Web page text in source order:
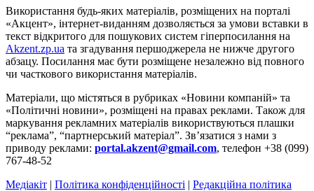
Використання будь-яких матеріалів, розміщених на порталі
«Акцент», інтернет-виданням дозволяється за умови вставки в
текст відкритого для пошукових систем гіперпосилання на
Akzent.zp.ua та згадування першоджерела не нижче другого
абзацу. Посилання має бути розміщене незалежно від повного
чи часткового використання матеріалів.
Матеріали, що містяться в рубриках «Новини компаній» та
«Політичні новини», розміщені на правах реклами. Також для
маркування рекламних матеріалів використвуються плашки
“реклама”, “партнерський матеріал”. Зв’язатися з нами з
приводу реклами: portal.akzent@gmail.com, телефон +38 (099)
767-48-52
Медіакіт | Політика конфіденційності | Редакційна політика